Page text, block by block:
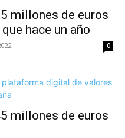
millones de euros
hace un año
0
millones de euros